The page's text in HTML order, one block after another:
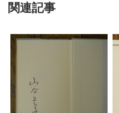
関連記事